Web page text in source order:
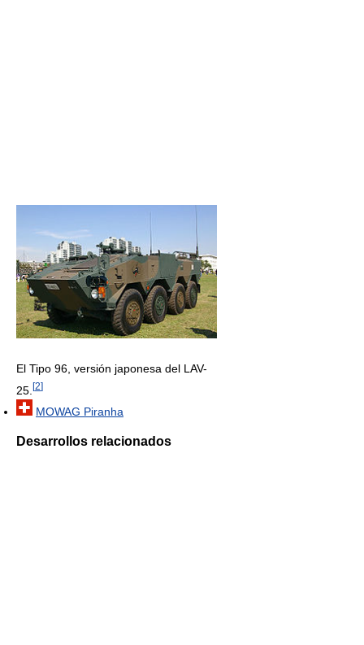
El Tipo 96, versión japonesa del LAV-
25. [2]
MOWAG Piranha
Desarrollos relacionados